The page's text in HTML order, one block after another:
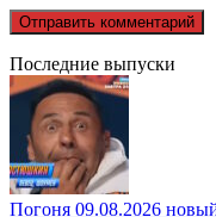
Последние выпуски
Погоня 09.08.2026